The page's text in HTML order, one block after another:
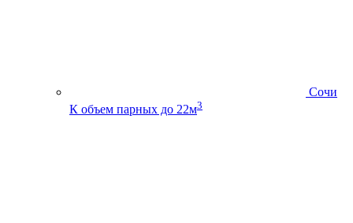
Сочи
К объем парных до 22м3